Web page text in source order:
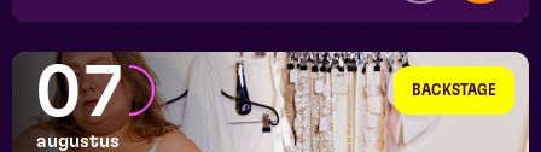
BACKSTAGE
07
augustus